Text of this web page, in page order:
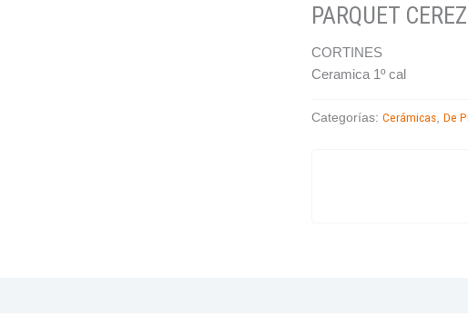
PARQUET
CORTINES
Ceramica 1º cal
Categorías:Cerámicas ,De